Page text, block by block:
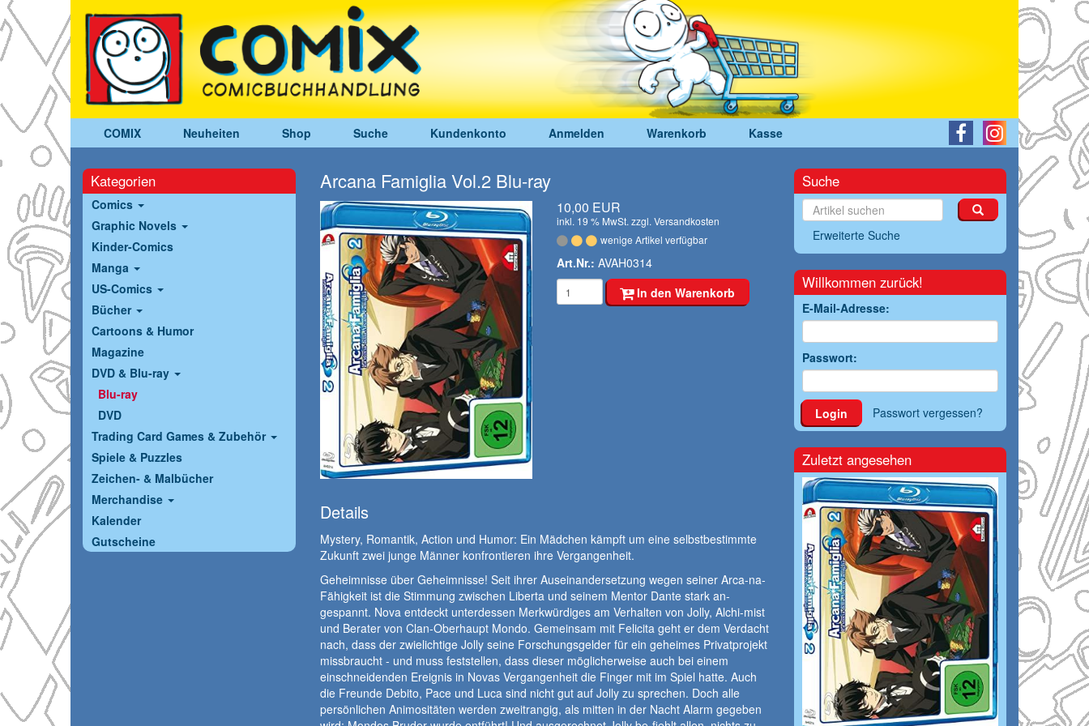
COMIX Neuheiten Shop Suche Kundenkonto Anmelden Warenkorb Kasse
Kategorien
Comics
Graphic Novels
Kinder-Comics
Manga
US-Comics
Bücher
Cartoons & Humor
Magazine
DVD & Blu-ray
Blu-ray
DVD
Trading Card Games & Zubehör
Spiele & Puzzles
Zeichen- & Malbücher
Merchandise
Kalender
Gutscheine
Arcana Famiglia Vol.2 Blu-ray
10,00 EUR
inkl. 19 % MwSt. zzgl. Versandkosten
wenige Artikel verfügbar
Art.Nr.: AVAH0314
In den Warenkorb
Details
Mystery, Romantik, Action und Humor: Ein Mädchen kämpft um eine selbstbestimmte
Zukunft zwei junge Männer konfrontieren ihre Vergangenheit.
Geheimnisse über Geheimnisse! Seit ihrer Auseinandersetzung wegen seiner Arca-na-
Fähigkeit ist die Stimmung zwischen Liberta und seinem Mentor Dante stark an-
gespannt. Nova entdeckt unterdessen Merkwürdiges am Verhalten von Jolly, Alchi-mist
und Berater von Clan-Oberhaupt Mondo. Gemeinsam mit Felicita geht er dem Verdacht
nach, dass der zwielichtige Jolly seine Forschungsgelder für ein geheimes Privatprojekt
missbraucht - und muss feststellen, dass dieser möglicherweise auch bei einem
einschneidenden Ereignis in Novas Vergangenheit die Finger mit im Spiel hatte. Auch
die Freunde Debito, Pace und Luca sind nicht gut auf Jolly zu sprechen. Doch alle
persönlichen Animositäten werden zweitrangig, als mitten in der Nacht Alarm gegeben
Suche
Erweiterte Suche
Willkommen zurück!
E-Mail-Adresse:
Passwort:
Login Passwort vergessen?
Zuletzt angesehen